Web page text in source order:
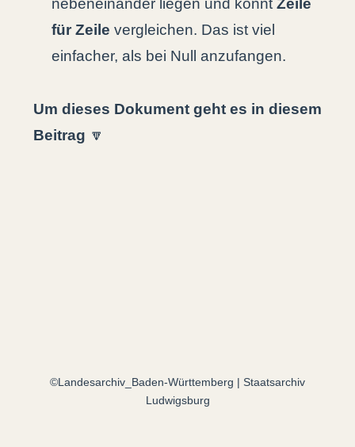
nebeneinander liegen und könntZeile
für Zeile vergleichen. Das ist viel
einfacher, als bei Null anzufangen.
Um dieses Dokument geht es in diesem
Beitrag 🔽
©Landesarchiv_Baden-Württemberg | Staatsarchiv
Ludwigsburg